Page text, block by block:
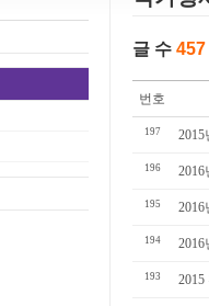
글 수 457
번호
197
196 2016
195
194
193